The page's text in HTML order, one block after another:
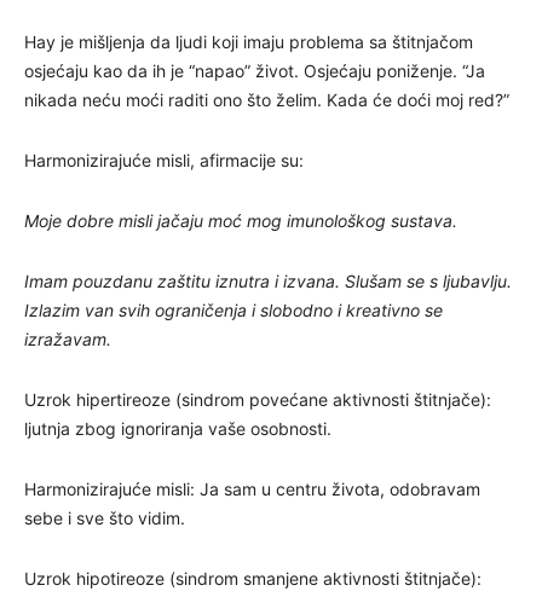
Hay je mišljenja da ljudi koji imaju problema sa štitnjačom
osjećaju kao da ih je “napao” život. Osjećaju poniženje. “Ja
nikada neću moći raditi ono što želim. Kada će doći moj red?”
Harmonizirajuće misli, afirmacije su:
Moje dobre misli jačaju moć mog imunološkog sustava.
Imam pouzdanu zaštitu iznutra i izvana. Slušam se s ljubavlju.
Izlazim van svih ograničenja i slobodno i kreativno se
izražavam.
Uzrok hipertireoze (sindrom povećane aktivnosti štitnjače):
ljutnja zbog ignoriranja vaše osobnosti.
Harmonizirajuće misli: Ja sam u centru života, odobravam
sebe i sve što vidim.
Uzrok hipotireoze (sindrom smanjene aktivnosti štitnjače):